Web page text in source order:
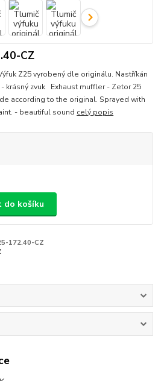
CZ
Z25 vyrobený dle originálu. Nastříkán
krásný zvuk Exhaust muffler - Zetor 25
according to the original. Sprayed with
- beautiful sound celý popis
do košíku
172.40-CZ